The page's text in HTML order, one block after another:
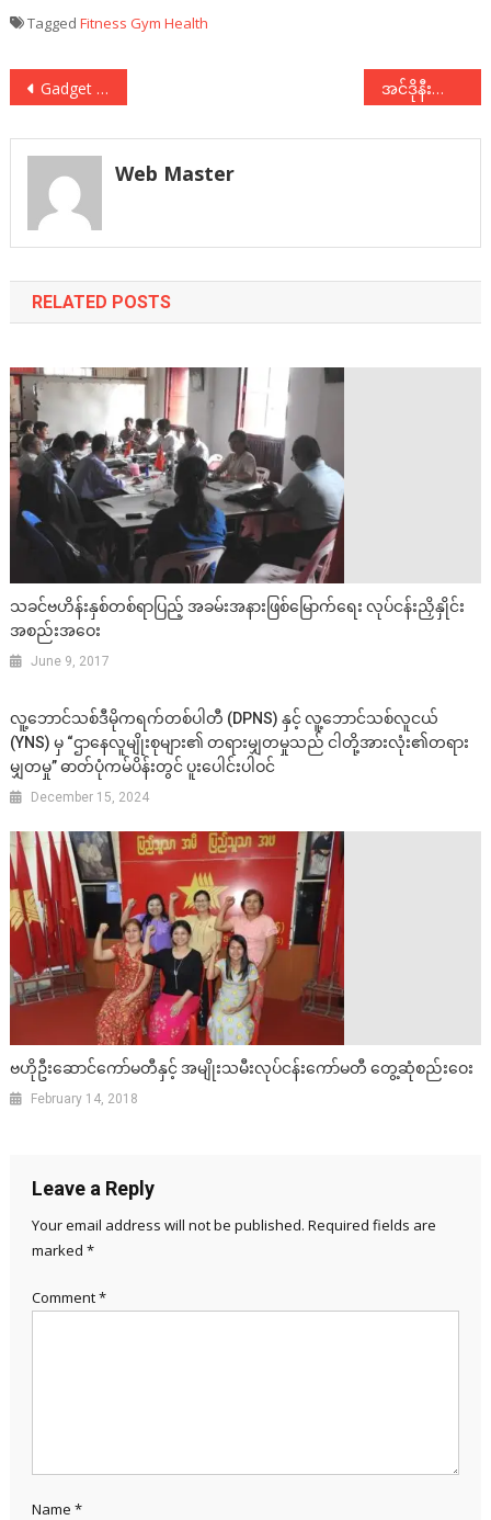
Tagged Fitness Gym Health
Post
navigation
Gadget That Suits Your Budget အင်ဒိုနီးရှားနိုင်ငံ၊ ဆာမန်ဂီးလှုပ်ရှားမှု နှစ်ပတ်လည် အမှတ်တရဆွေးနွေးပွဲသို့ တက်ရောက်
Web Master
RELATED POSTS
သခင်ဗဟိန်းနှစ်တစ်ရာပြည့် အခမ်းအနားဖြစ်မြောက်ရေး လုပ်ငန်းညှိနှိုင်း
အစည်းအဝေး
June 9, 2017
လူ့ဘောင်သစ်ဒီမိုကရက်တစ်ပါတီ (DPNS) နှင့် လူ့ဘောင်သစ်လူငယ်
(YNS) မှ “ဌာနေလူမျိုးစုများ၏ တရားမျှတမှုသည် ငါတို့အားလုံး၏တရား
မျှတမှု” ဓာတ်ပုံကမ်ပိန်းတွင် ပူးပေါင်းပါဝင်
December 15, 2024
ဗဟိုဦးဆောင်ကော်မတီနှင့် အမျိုးသမီးလုပ်ငန်းကော်မတီ တွေ့ဆုံစည်းဝေး
February 14, 2018
Leave a Reply
Your email address will not be published. Required fields are
marked *
Comment*
Name *